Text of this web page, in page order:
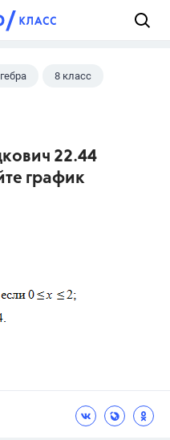
8 класс
22.44
график